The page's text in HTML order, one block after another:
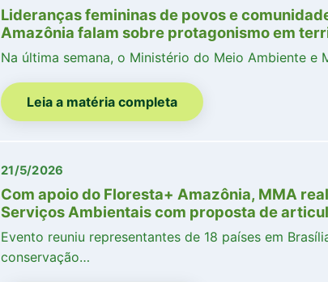
Lideranças femininas de povos e
Amazônia falam sobre protagonismo em
Na última semana, o Ministério do Meio Ambiente e
Leia a matéria completa
21/5/2026
Com apoio do Floresta+ Amazônia, MMA
Serviços Ambientais com proposta de
Evento reuniu representantes de 18 países em
conservação…